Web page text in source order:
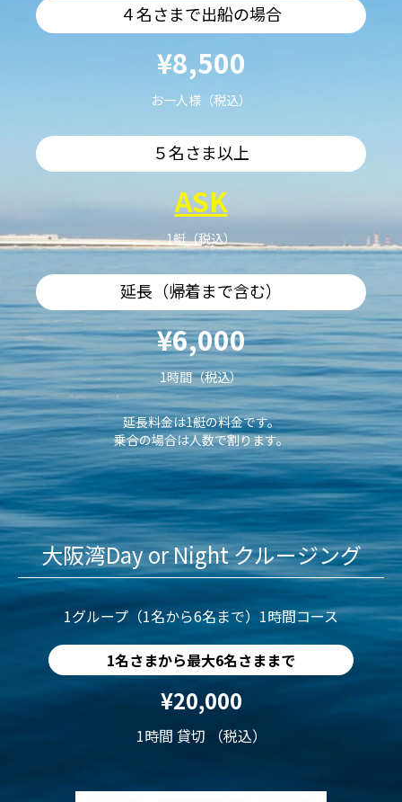
４名さまで出船の場合
¥8,500
お一人様（税込）
５名さま以上
ASK
1艇（税込）
延長（帰着まで含む）
¥6,000
1時間（税込）
延長料金は1艇の料金です。
乗合の場合は人数で割ります。
大阪湾Day or Night クルージング
1グループ（1名から6名まで）1時間コース
1名さまから最大6名さままで
¥20,000
1時間 貸切 （税込）